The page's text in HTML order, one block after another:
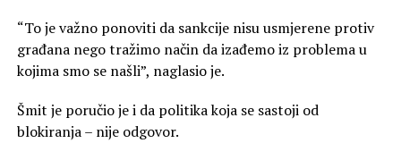
“To je važno ponoviti da sankcije nisu usmjerene protiv
građana nego tražimo način da izađemo iz problema u
kojima smo se našli”, naglasio je.
Šmit je poručio je i da politika koja se sastoji od
blokiranja – nije odgovor.